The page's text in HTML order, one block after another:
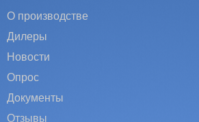
О производстве
Дилеры
Новости
Опрос
Документы
Отзывы